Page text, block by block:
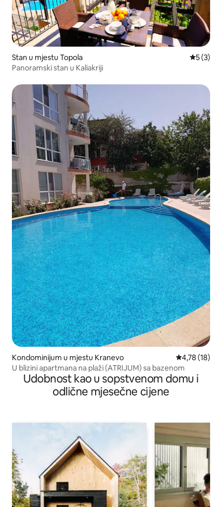
Stan u mjestu Topola
5 (3)
Panoramski stan u Kaliakriji
Kondominijum u mjestu Kranevo prosječna
4,78 (18)
U blizini apartmana na plaži (ATRIJUM) sa bazenom
Udobnost kao u sopstvenom domu i
odlične mjesečne cijene